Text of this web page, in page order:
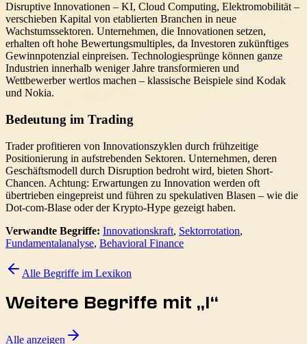
Disruptive Innovationen – KI, Cloud Computing, Elektromobilität –
verschieben Kapital von etablierten Branchen in neue
Wachstumssektoren. Unternehmen, die Innovationen setzen,
erhalten oft hohe Bewertungsmultiples, da Investoren zukünftiges
Gewinnpotenzial einpreisen. Technologiesprünge können ganze
Industrien innerhalb weniger Jahre transformieren und
Wettbewerber wertlos machen – klassische Beispiele sind Kodak
und Nokia.
Bedeutung im Trading
Trader profitieren von Innovationszyklen durch frühzeitige
Positionierung in aufstrebenden Sektoren. Unternehmen, deren
Geschäftsmodell durch Disruption bedroht wird, bieten Short-
Chancen. Achtung: Erwartungen zu Innovation werden oft
übertrieben eingepreist und führen zu spekulativen Blasen – wie die
Dot-com-Blase oder der Krypto-Hype gezeigt haben.
Verwandte Begriffe: Innovationskraft, Sektorrotation,
Fundamentalanalyse, Behavioral Finance
Alle Begriffe im Lexikon
Weitere Begriffe mit „ “
Alle anzeigen